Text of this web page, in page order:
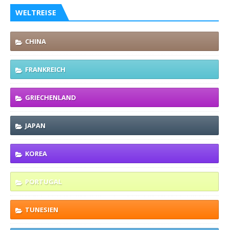
WELTREISE
CHINA
FRANKREICH
GRIECHENLAND
JAPAN
KOREA
PORTUGAL
TUNESIEN